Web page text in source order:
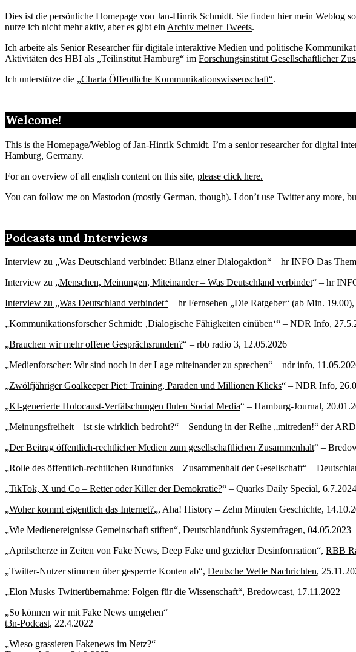
Dies ist die persönliche Homepage von Jan-Hinrik Schmidt. Sie finden hier mein Weblog
nutze ich nicht mehr aktiv, aber es gibt ein Archiv meiner Tweets.
Ich arbeite als Senior Researcher für digitale interaktive Medien und politische
Aktivitäten des HBI als „Teilinstitut Hamburg“ im Forschungsinstitut Gesellschaftlicher
Ich unterstütze die „Charta Öffentliche Kommunikationswissenschaft“.
Welcome!
This is the Homepage/Weblog of Jan-Hinrik Schmidt. I’m a senior researcher for digital
Hamburg, Germany.
For an overview of all english content on this site, please click here.
You can follow me on Mastodon (mostly German, though). I don’t use Twitter any more,
Podcasts und Interviews
Interview zu „Was Deutschland verbindet: Bilanz einer Dialogaktion“ – hr INFO Das
Interview zu „Menschen, Meinungen, Miteinander – Was Deutschland verbindet“ – hr
Interview zu „Was Deutschland verbindet“ – hr Fernsehen „Die Ratgeber“ (ab Min.
„Kommunikationsforscher Schmidt: ‚Dialogische Fähigkeiten einüben‘“ – NDR Info,
„Brauchen wir mehr offene Gesprächsrunden?“ – rbb radio 3, 12.05.2026
„Medienforscher: Wir sind noch in der Lage miteinander zu sprechen“ – ndr info,
„Zwölfjähriger Goalkeeper Piet: Training, Paraden und Millionen Klicks“ – NDR Info,
„KI-generierte Holocaust-Verfälschungen fluten Social Media“ – Hamburg-Journal,
„Meinungsfreiheit – ist sie wirklich bedroht?“ – Sendung in der Reihe „mitreden!“ der
„Der Beitrag öffentlich-rechtlicher Medien zum gesellschaftlichen Zusammenhalt“ –
„Rolle des öffentlich-rechtlichen Rundfunks – Zusammenhalt der Gesellschaft“ –
„TikTok, X und Co – Retter oder Killer der Demokratie?“ – Quarks Daily Special, 6.7.2024
„Woher kommt eigentlich das Internet?„, Aha! History – Zehn Minuten Geschichte,
„Wie Medienereignisse Gemeinschaft stiften“, Deutschlandfunk Systemfragen, 04.05.2023
„Aprilscherze in Zeiten von Fake News, Deep Fake und gezielter Desinformation“, RBB
„Twitter-Nutzer stimmen über gesperrte Konten ab“, Deutsche Welle Nachrichten,
„Elon Musks Twitterübernahme: Folgen für die Wissenschaft“, Bredowcast, 17.11.2022
„So können wir mit Fake News umgehen“
t3n-Podcast, 22.4.2022
„Wieso grassieren Fakenews im Netz?“